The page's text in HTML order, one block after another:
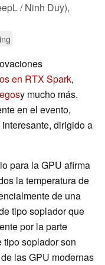
/ Ninh Duy),
en RTX Spark,
y mucho más.
en el evento,
dirigido a
para la GPU afirma
la temperatura de
de una
tipo soplador que
por la parte
tipo soplador son
las GPU modernas